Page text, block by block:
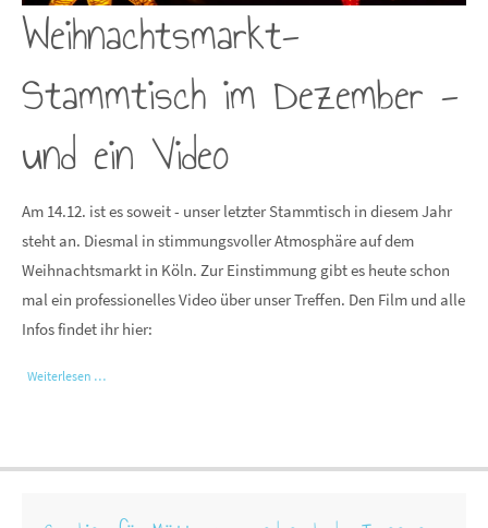
Weihnachtsmarkt-
Stammtisch im Dezember -
und ein Video
Am 14.12. ist es soweit - unser letzter Stammtisch in diesem Jahr
steht an. Diesmal in stimmungsvoller Atmosphäre auf dem
Weihnachtsmarkt in Köln. Zur Einstimmung gibt es heute schon
mal ein professionelles Video über unser Treffen. Den Film und alle
Infos findet ihr hier:
Weiterlesen …